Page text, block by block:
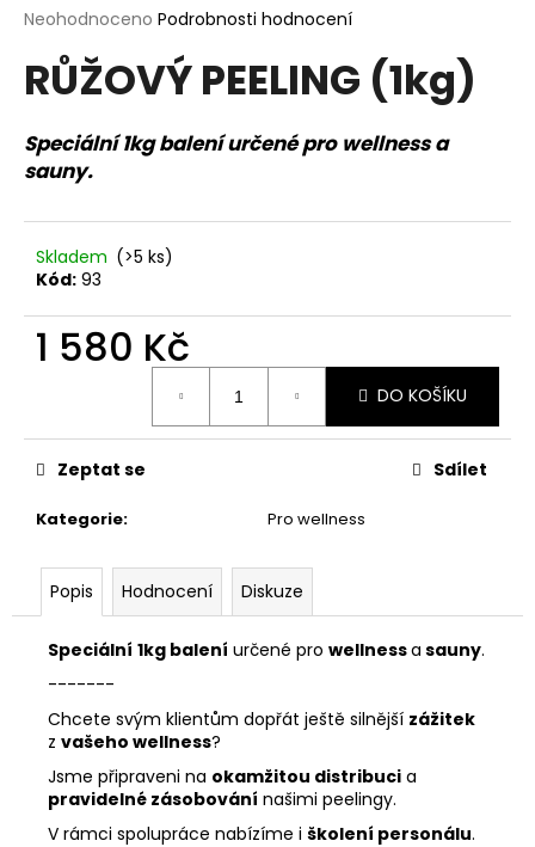
Průměrné
produktu
je
z
5
hvězdiček.
Neohodnoceno Podrobnosti hodnocení
RŮŽOVÝ PEELING (1kg)
Speciální 1kg balení určené pro wellness a
sauny.
Skladem (>5 ks)
Kód: 93
1 580 Kč
DO KOŠÍKU
Kategorie: Pro wellness
Zeptat se Sdílet
Popis Hodnocení Diskuze
Speciální 1kg balení určené pro wellnessa sauny.
-------
Chcete svým klientům dopřát ještě silnější zážitek
z vašeho wellness?
Jsme připraveni na okamžitou distribuci a
pravidelné zásobování našimi peelingy.
V rámci spolupráce nabízíme i školení personálu.
a
j
í
?
p
o
u
e
KŘIŠŤÁLOVÝ
PEELING
175
Kč